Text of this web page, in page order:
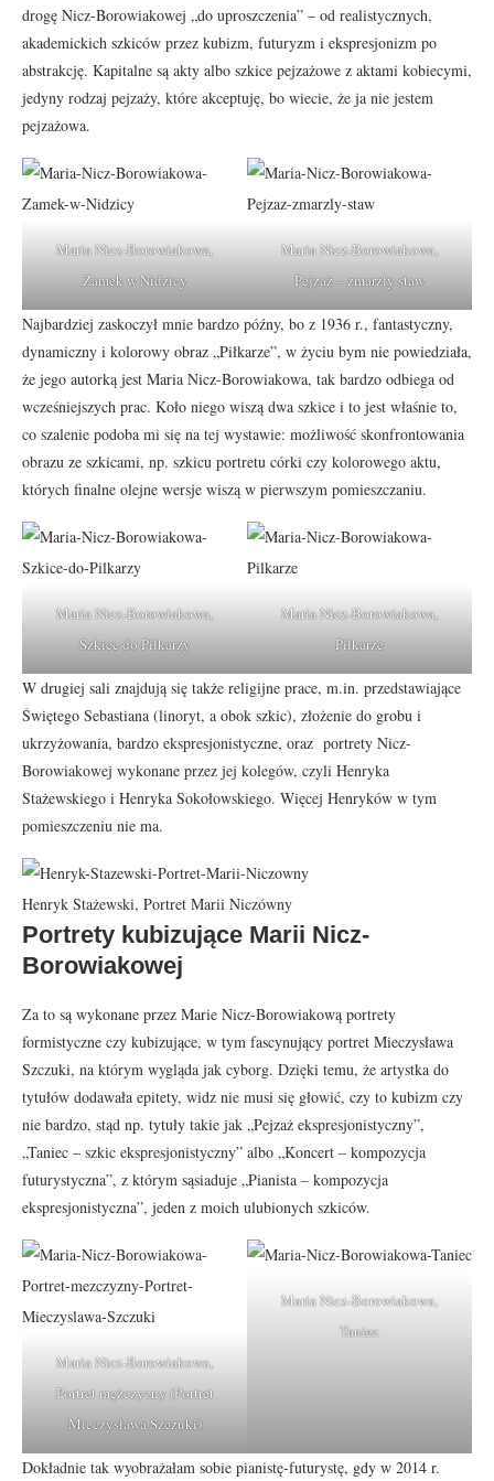
drogę Nicz-Borowiakowej „do uproszczenia” – od realistycznych,
akademickich szkiców przez kubizm, futuryzm i ekspresjonizm po
abstrakcję. Kapitalne są akty albo szkice pejzażowe z aktami kobiecymi,
jedyny rodzaj pejzaży, które akceptuję, bo wiecie, że ja nie jestem
pejzażowa.
Maria Nicz-Borowiakowa,
Zamek w Nidzicy
Maria Nicz-Borowiakowa,
Pejzaż – zmarzły staw
Najbardziej zaskoczył mnie bardzo późny, bo z 1936 r., fantastyczny,
dynamiczny i kolorowy obraz „Piłkarze”, w życiu bym nie powiedziała,
że jego autorką jest Maria Nicz-Borowiakowa, tak bardzo odbiega od
wcześniejszych prac. Koło niego wiszą dwa szkice i to jest właśnie to,
co szalenie podoba mi się na tej wystawie: możliwość skonfrontowania
obrazu ze szkicami, np. szkicu portretu córki czy kolorowego aktu,
których finalne olejne wersje wiszą w pierwszym pomieszczaniu.
Maria Nicz-Borowiakowa,
Szkice do Piłkarzy
Maria Nicz-Borowiakowa,
Piłkarze
W drugiej sali znajdują się także religijne prace, m.in. przedstawiające
Świętego Sebastiana (linoryt, a obok szkic), złożenie do grobu i
ukrzyżowania, bardzo ekspresjonistyczne, oraz portrety Nicz-
Borowiakowej wykonane przez jej kolegów, czyli Henryka
Stażewskiego i Henryka Sokołowskiego. Więcej Henryków w tym
pomieszczeniu nie ma.
Henryk Stażewski, Portret Marii Niczówny
Portrety kubizujące Marii Nicz-
Borowiakowej
Za to są wykonane przez Marie Nicz-Borowiakową portrety
formistyczne czy kubizujące, w tym fascynujący portret Mieczysława
Szczuki, na którym wygląda jak cyborg. Dzięki temu, że artystka do
tytułów dodawała epitety, widz nie musi się głowić, czy to kubizm czy
nie bardzo, stąd np. tytuły takie jak „Pejzaż ekspresjonistyczny”,
„Taniec – szkic ekspresjonistyczny” albo „Koncert – kompozycja
futurystyczna”, z którym sąsiaduje „Pianista – kompozycja
ekspresjonistyczna”, jeden z moich ulubionych szkiców.
Maria Nicz-Borowiakowa,
Portret mężczyzny (Portret
Mieczysława Szczuki)
Maria Nicz-Borowiakowa,
Taniec
Dokładnie tak wyobrażałam sobie pianistę-futurystę, gdy w 2014 r.